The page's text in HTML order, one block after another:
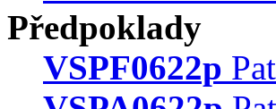
Předpoklady
VSPF0622p